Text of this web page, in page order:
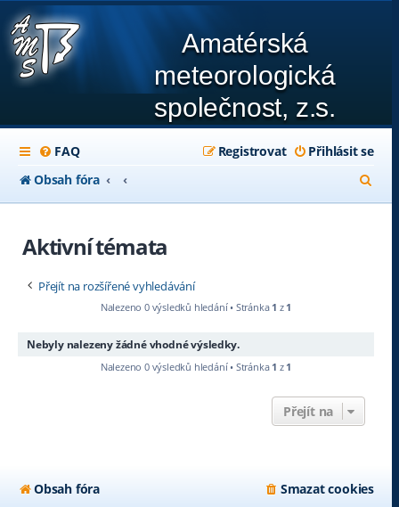
Amatérská
meteorologická
společnost, z.s.
FAQ Přihlásit se
Registrovat
Obsah fóra
l
Aktivní témata
Přejít na rozšířené vyhledávání
Nalezeno 0 výsledků hledání • Stránka 1 z 1
Nebyly nalezeny žádné vhodné výsledky.
Nalezeno 0 výsledků hledání • Stránka 1 z 1
Přejít na
Obsah fóra Smazat cookies